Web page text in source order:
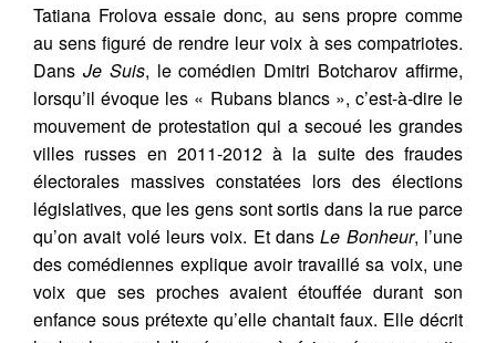
Tatiana Frolova essaie donc, au sens propre comme
au sens figuré de rendre leur voix à ses compatriotes.
Dans Je Suis, le comédien Dmitri Botcharov affirme,
lorsqu’il évoque les « Rubans blancs », c’est-à-dire le
mouvement de protestation qui a secoué les grandes
villes russes en 2011-2012 à la suite des fraudes
électorales massives constatées lors des élections
législatives, que les gens sont sortis dans la rue parce
qu’on avait volé leurs voix. Et dansLe Bonheur, l’une
des comédiennes explique avoir travaillé sa voix, une
voix que ses proches avaient étouffée durant son
enfance sous prétexte qu’elle chantait faux. Elle décrit